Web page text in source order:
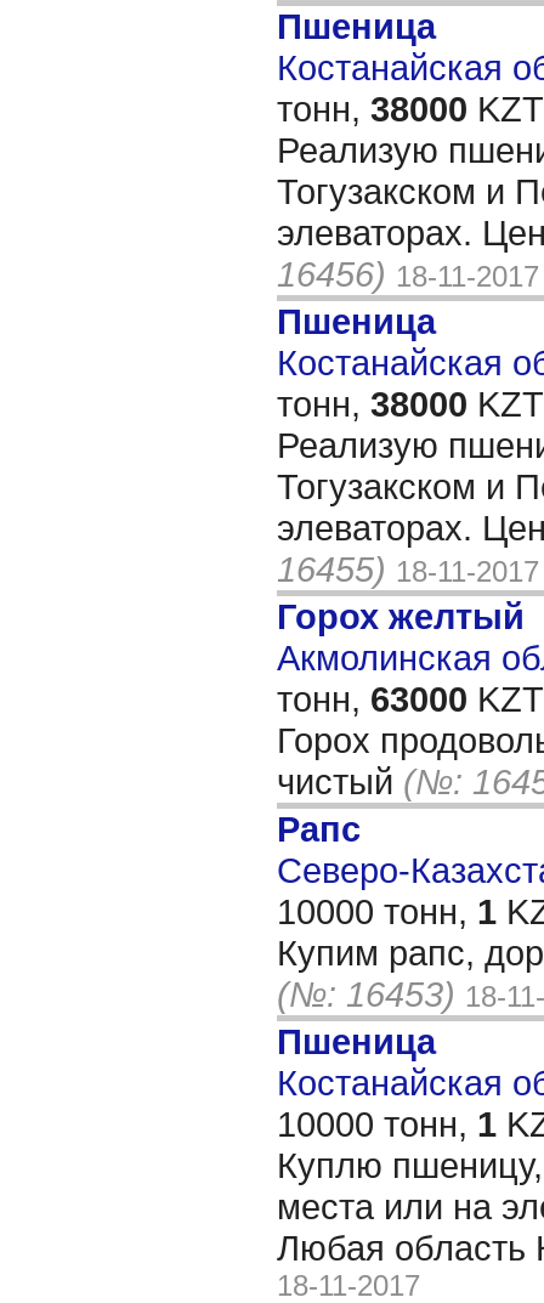
Пшеница
Костанайская
тонн, 38000
Реализую
Тогузакском и
элеваторах.
16456) 18-11-2017
Пшеница
Костанайская
тонн, 38000
Реализую
Тогузакском и
элеваторах.
16455) 18-11-2017
Горох желтый
Акмолинская
тонн, 63000
Горох
чистый (№:
Рапс
Северо-
10000 тонн, 1
Купим рапс,
(№: 16453) 18-
Пшеница
Костанайская
10000 тонн, 1
Куплю
места или на
Любая область
18-11-2017